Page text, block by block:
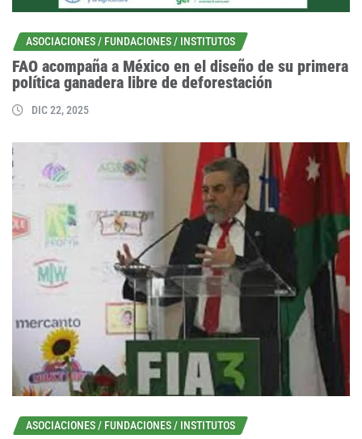
ASOCIACIONES / FUNDACIONES / INSTITUTOS
FAO acompaña a México en el diseño de su primera
política ganadera libre de deforestación
DIC 22, 2025
ASOCIACIONES / FUNDACIONES / INSTITUTOS